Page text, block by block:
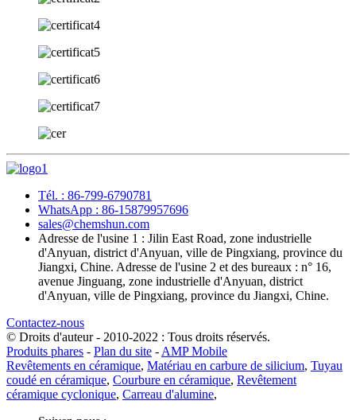
Tél. : 86-799-6790781
WhatsApp : 86-15879957696
sales@chemshun.com
Adresse de l'usine 1 : Jilin East Road, zone industrielle
d'Anyuan, district d'Anyuan, ville de Pingxiang, province du
Jiangxi, Chine. Adresse de l'usine 2 et des bureaux : n° 16,
avenue Jinguang, zone industrielle d'Anyuan, district
d'Anyuan, ville de Pingxiang, province du Jiangxi, Chine.
Contactez-nous
© Droits d'auteur - 2010-2022 : Tous droits réservés.
Produits phares - Plan du site - AMP Mobile
Revêtements en céramique, Matériau en carbure de silicium, Tuyau
coudé en céramique, Courbure en céramique, Revêtement
céramique cyclonique, Carreau d'alumine,